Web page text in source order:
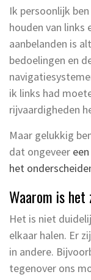
Ik persoonlijk
houden van links
aanbelanden is
bedoelingen en
ik links had
rijvaardigheden
Maar gelukkig
dat ongeveer
het
Waarom is
Het is niet
elkaar halen. Er
in andere.
tegenover ons